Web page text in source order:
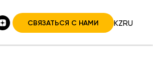
СВЯЗАТЬСЯ С НАМИ KZRU